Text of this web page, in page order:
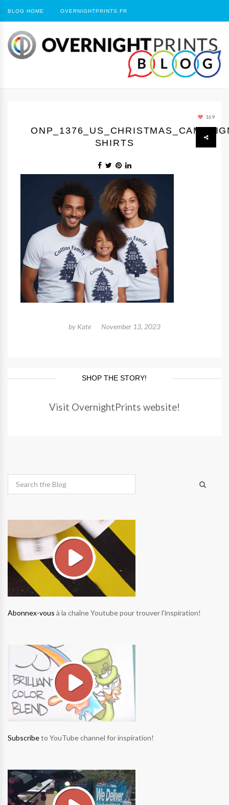
BLOG HOME OVERNIGHTPRINTS.FR
169
SHIRTS
by Kate November 13, 2023
SHOP THE STORY!
Visit OvernightPrints website!
Abonnex-vous à la chaîne Youtube pour trouver l'inspiration!
Subscribeto YouTube channel for inspiration!